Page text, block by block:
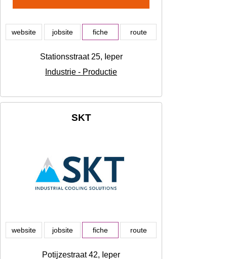
website jobsite fiche route
Stationsstraat 25, Ieper
Industrie - Productie
SKT
website jobsite fiche route
Potijzestraat 42, Ieper